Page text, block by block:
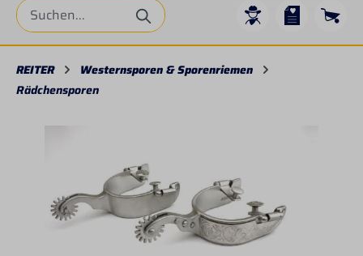
REITER
Westernsporen & Sporenriemen
Rädchensporen